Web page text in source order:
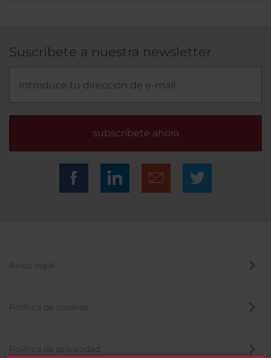
Suscríbete a nuestra newsletter
subscríbete ahora
Aviso legal
Política de cookies
Política de privacidad